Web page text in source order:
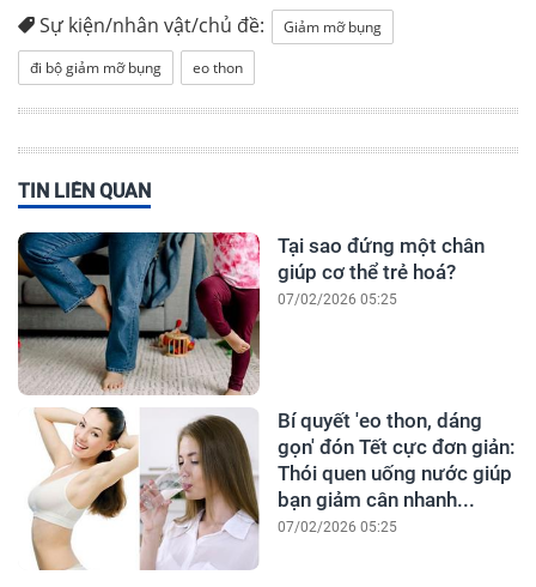
Sự kiện/nhân vật/chủ đề:
Giảm mỡ bụng
đi bộ giảm mỡ bụng
eo thon
TIN LIÊN QUAN
Tại sao đứng một chân
giúp cơ thể trẻ hoá?
07/02/2026 05:25
Bí quyết 'eo thon, dáng
gọn' đón Tết cực đơn giản:
Thói quen uống nước giúp
bạn giảm cân nhanh...
07/02/2026 05:25